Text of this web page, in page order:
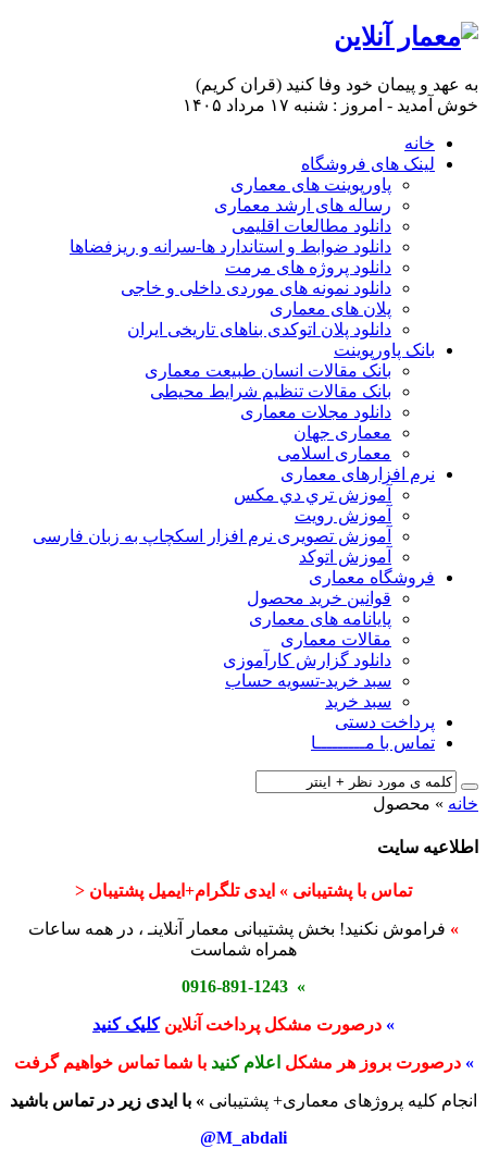
به عهد و پیمان خود وفا کنید (قران کریم)
خوش آمدید - امروز : شنبه ۱۷ مرداد ۱۴۰۵
خانه
لینک های فروشگاه
پاورپوینت های معماری
رساله های ارشد معماری
دانلود مطالعات اقلیمی
دانلود ضوابط و استاندارد ها-سرانه و ریزفضاها
دانلود پروژه های مرمت
دانلود نمونه های موردی داخلی و خاجی
پلان های معماری
دانلود پلان اتوکدی بناهای تاریخی ایران
بانک پاورپوینت
بانک مقالات انسان طبیعت معماری
بانک مقالات تنظیم شرایط محیطی
دانلود مجلات معماری
معماری جهان
معماری اسلامی
نرم افزارهای معماری
آﻣﻮزش ﺗﺮي دي ﻣﮑﺲ
آموزش رویت
آموزش تصویری نرم افزار اسکچاپ به زبان فارسی
آموزش اتوکد
فروشگاه معماری
قوانین خرید محصول
پایانامه های معماری
مقالات معماری
دانلود گزارش کارآموزی
سبد خرید-تسویه حساب
سبد خرید
پرداخت دستی
تماس با مـــــــــا
خانه » محصول
اطلاعیه سایت
تماس با پشتیبانی » ایدی تلگرام+ایمیل پشتیبان <
» فراموش نکنید! بخش پشتیبانی معمار آنلاینـ ، در همه ساعات
همراه شماست
» 0916-891-1243
» درصورت مشکل پرداخت آنلاینکلیک کنید
» درصورت بروز هر مشکل اعلام کنید با شما تماس خواهیم گرفت
انجام کلیه پروژهای معماری+ پشتیبانی » با ایدی زیر در تماس باشید
M_abdali@